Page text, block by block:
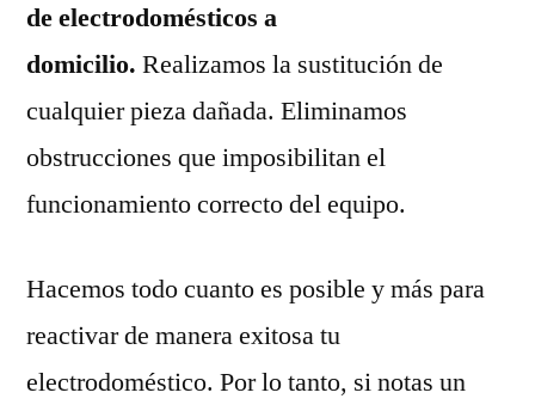
de electrodomésticos a
domicilio. Realizamos la sustitución de
cualquier pieza dañada. Eliminamos
obstrucciones que imposibilitan el
funcionamiento correcto del equipo.
Hacemos todo cuanto es posible y más para
reactivar de manera exitosa tu
electrodoméstico. Por lo tanto, si notas un